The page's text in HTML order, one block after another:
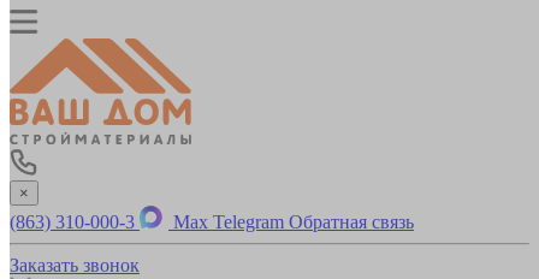
×
(863) 310-000-3 Max Telegram Обратная связь
Заказать звонок